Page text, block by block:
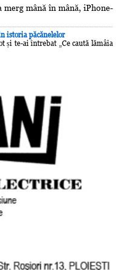
mână în mână, iPhone-
istoria păcănelelor
și te-ai întrebat „Ce caută lămâia